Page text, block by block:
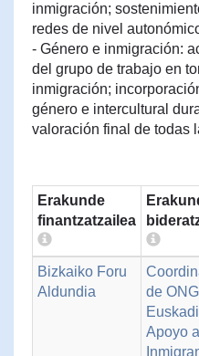
inmigración;
redes de nivel
- Género e inmigración:
del grupo de trabajo en
inmigración;
género e intercultural
valoración final de todas
Erakunde
finantzatzailea
Bizkaiko Foru
Aldundia
de
Apoyo a